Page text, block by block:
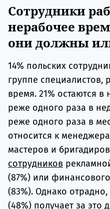
Сотрудники
нерабочее
они должны
14% польских
группе специалистов,
время. 21% остаются
реже одного раза в
реже одного раза в
относится к
мастеров и
сотрудников
(87%) или
(83%). Однако
(48%) получает за это